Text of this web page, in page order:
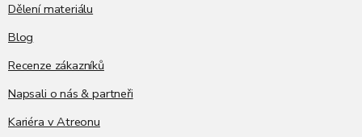
Dělení materiálu
Blog
Recenze zákazníků
Napsali o nás & partneři
Kariéra v Atreonu